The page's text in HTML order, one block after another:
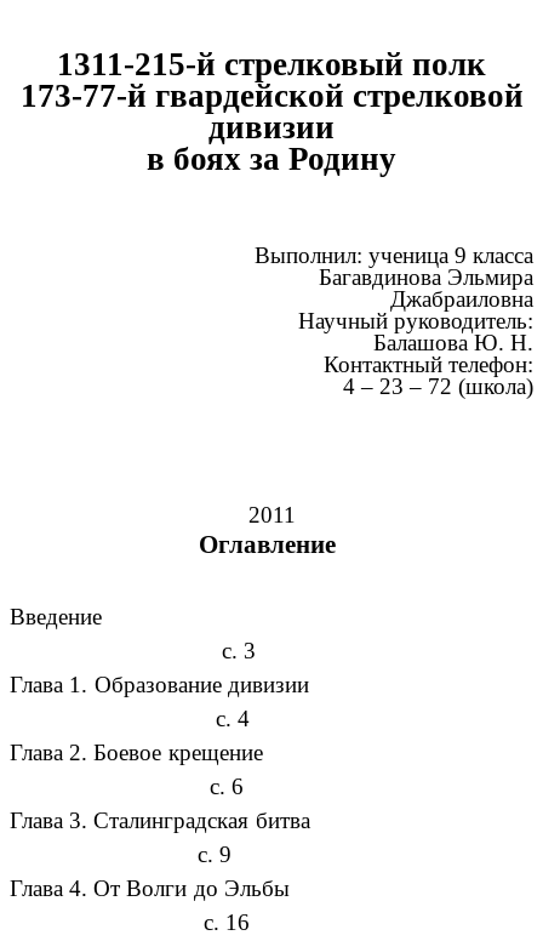
1311-215-й стрелковый полк
173-77-й гвардейской стрелковой
дивизии
в боях за Родину
Выполнил: ученица 9 класса
Багавдинова Эльмира
Джабраиловна
Научный руководитель:
Балашова Ю. Н.
Контактный телефон:
4 – 23 – 72 (школа)
2011
Оглавление
Введение
с. 3
Глава 1. Образование дивизии
с. 4
Глава 2. Боевое крещение
с. 6
Глава 3. Сталинградская битва
с. 9
Глава 4. От Волги до Эльбы
с. 16